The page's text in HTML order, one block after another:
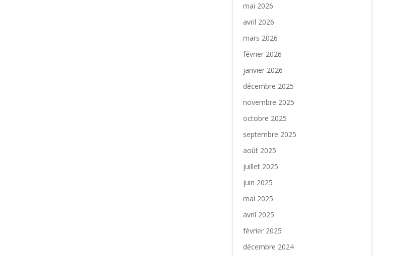
mai 2026
avril 2026
mars 2026
février 2026
janvier 2026
décembre 2025
novembre 2025
octobre 2025
septembre 2025
août 2025
juillet 2025
juin 2025
mai 2025
avril 2025
février 2025
décembre 2024